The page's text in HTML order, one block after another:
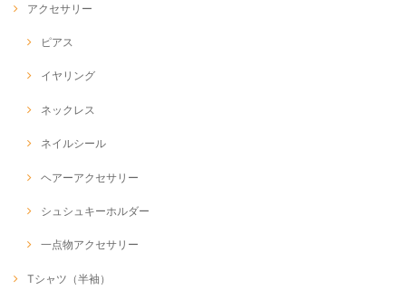
アクセサリー
ピアス
イヤリング
ネックレス
ネイルシール
ヘアーアクセサリー
シュシュキーホルダー
一点物アクセサリー
Tシャツ（半袖）